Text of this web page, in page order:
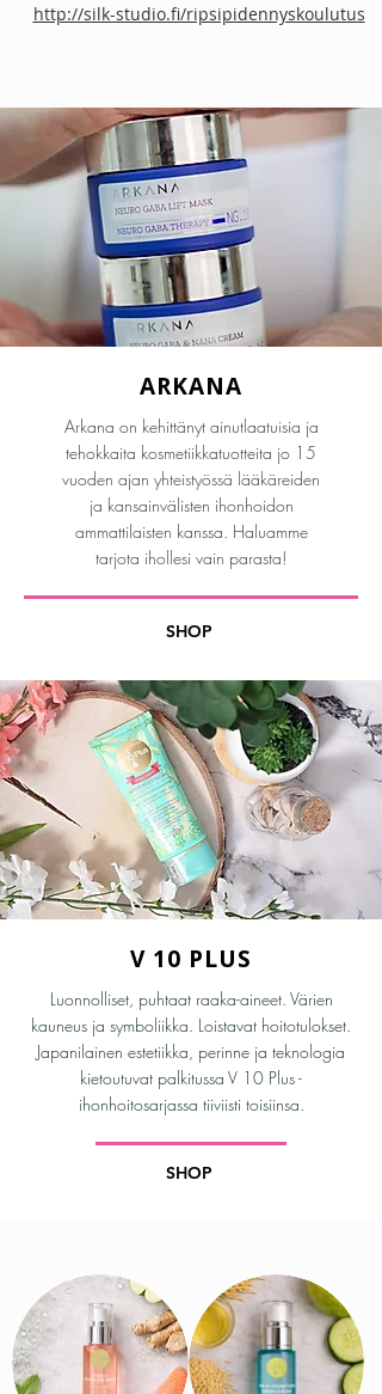
http://silk-studio.fi/ripsipidennyskoulutus
ARKANA
Arkana on kehittänyt ainutlaatuisia ja
tehokkaita kosmetiikkatuotteita jo 15
vuoden ajan yhteistyössä lääkäreiden
ja kansainvälisten ihonhoidon
ammattilaisten kanssa. Haluamme
tarjota ihollesi vain parasta!
SHOP
V 10 PLUS
Luonnolliset, puhtaat raaka-aineet. Värien
kauneus ja symboliikka. Loistavat hoitotulokset.
Japanilainen estetiikka, perinne ja teknologia
kietoutuvat palkitussa V 10 Plus -
ihonhoitosarjassa tiiviisti toisiinsa.
SHOP